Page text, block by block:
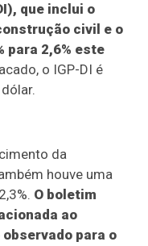
que inclui o
civil e o
para 2,6% este
o IGP-DI é
da
houve uma
O boletim
ao
para o